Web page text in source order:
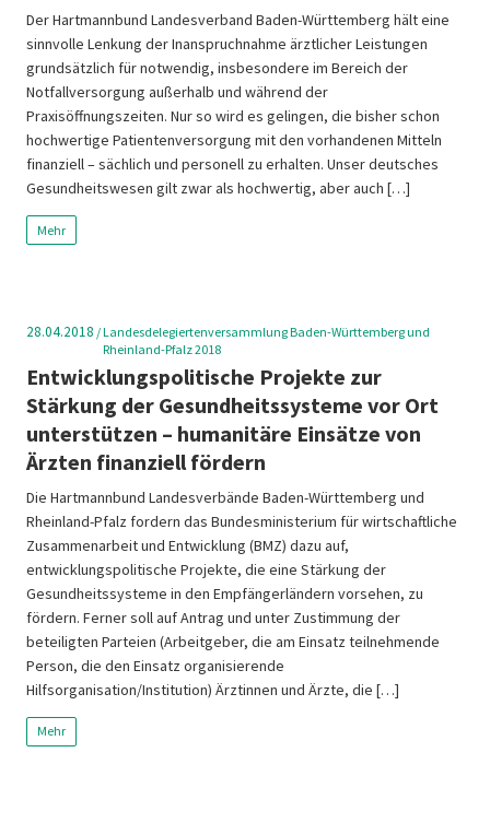
Der Hartmannbund Landesverband Baden-Württemberg hält eine
sinnvolle Lenkung der Inanspruchnahme ärztlicher Leistungen
grundsätzlich für notwendig, insbesondere im Bereich der
Notfallversorgung außerhalb und während der
Praxisöffnungszeiten. Nur so wird es gelingen, die bisher schon
hochwertige Patientenversorgung mit den vorhandenen Mitteln
finanziell – sächlich und personell zu erhalten. Unser deutsches
Gesundheitswesen gilt zwar als hochwertig, aber auch […]
Mehr
28.04.2018 /Landesdelegiertenversammlung Baden-Württemberg und
Rheinland-Pfalz 2018
Entwicklungspolitische Projekte zur
Stärkung der Gesundheitssysteme vor Ort
unterstützen – humanitäre Einsätze von
Ärzten finanziell fördern
Die Hartmannbund Landesverbände Baden-Württemberg und
Rheinland-Pfalz fordern das Bundesministerium für wirtschaftliche
Zusammenarbeit und Entwicklung (BMZ) dazu auf,
entwicklungspolitische Projekte, die eine Stärkung der
Gesundheitssysteme in den Empfängerländern vorsehen, zu
fördern. Ferner soll auf Antrag und unter Zustimmung der
beteiligten Parteien (Arbeitgeber, die am Einsatz teilnehmende
Person, die den Einsatz organisierende
Hilfsorganisation/Institution) Ärztinnen und Ärzte, die […]
Mehr